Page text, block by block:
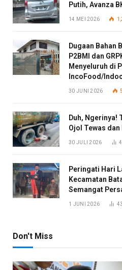
Putih, Avanza
14 MEI 2026
Dugaan Bahan
P2BMI dan
Menyeluruh di
IncoFood/
30 JUNI 2026
Duh, Ngerinya!
Ojol Tewas
30 JULI 2026
Peringati Hari
Kecamatan
Semangat
1 JUNI 2026
Don't Miss